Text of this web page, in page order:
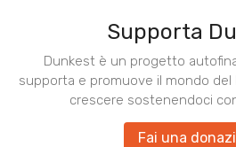
Supporta
Dunkest è un progetto
supporta e promuove il mondo del
crescere sostenendoci
Fai una